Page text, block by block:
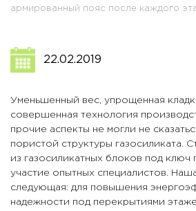
армированный пояс после каждого
22.02.2019
Уменьшенный вес, упрощенная
совершенная технология
прочие аспекты не могли не
пористой структуры газосиликата.
из газосиликатных блоков под ключ
участие опытных специалистов.
следующая: для повышения
надежности под перекрытиями